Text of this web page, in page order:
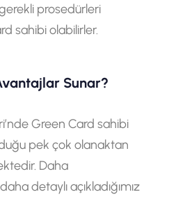
prosedürleri
sahibi olabilirler.
Sunar?
Green Card sahibi
pek çok olanaktan
Daha
detaylı açıkladığımız